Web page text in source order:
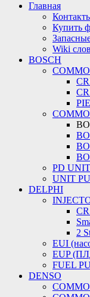
Главная
Купить
Wiki
BOSCH
PD
UNIT
DELPHI
2
EUI
EUP
FUEL
DENSO